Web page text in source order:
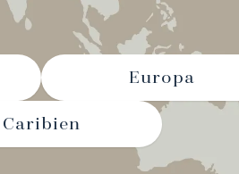
Europa
Caribien